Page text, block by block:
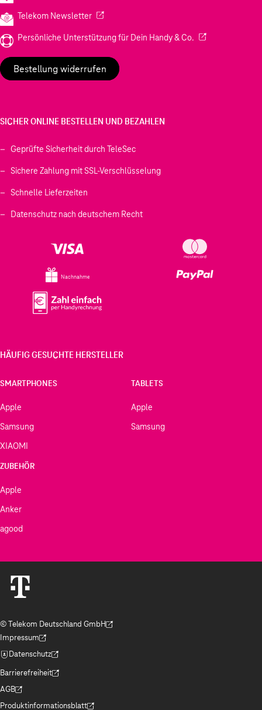
Telekom Newsletter(Wird in einem neuen Tab geöffnet)
Persönliche Unterstützung für Dein Handy & Co. (Wird in einem
Bestellung widerrufen
SICHER ONLINE BESTELLEN UND BEZAHLEN
Geprüfte Sicherheit durch TeleSec
Sichere Zahlung mit SSL-Verschlüsselung
Schnelle Lieferzeiten
Datenschutz nach deutschem Recht
Nachnahme
HÄUFIG GESUCHTE HERSTELLER
SMARTPHONES
Apple
Samsung
XIAOMI
TABLETS
Apple
Samsung
ZUBEHÖR
Apple
Anker
agood
© Telekom Deutschland GmbH
(Der Link wird in einem neuen Tab geöffnet)
Impressum
(Der Link wird in einem neuen Tab geöffnet)
Datenschutz
(Der Link wird in einem neuen Tab geöffnet)
Barrierefreiheit
(Der Link wird in einem neuen Tab geöffnet)
AGB
(Der Link wird in einem neuen Tab geöffnet)
Produktinformationsblatt